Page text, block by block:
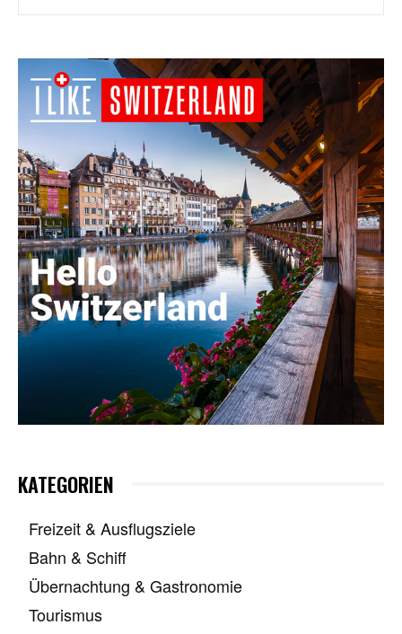
KATEGORIEN
Freizeit & Ausflugsziele
Bahn & Schiff
Übernachtung & Gastronomie
Tourismus